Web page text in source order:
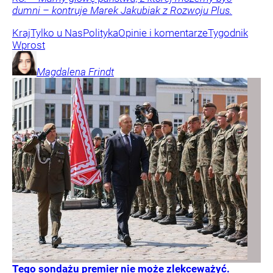
dumni – kontruje Marek Jakubiak z Rozwoju Plus.
KrajTylko u NasPolitykaOpinie i komentarzeTygodnik
Wprost
Magdalena Frindt
Tego sondażu premier nie może zlekceważyć.